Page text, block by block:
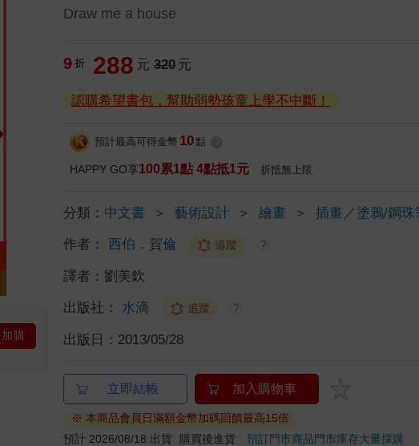
Draw me a house
加購
9 折 288 元 320 元
認購希望書包，幫助弱勢孩童上學不中斷！
預計最高可得金幣 10 點
HAPPY GO享100累1點 4點抵1元 折抵無上限
分類： 中文書 ＞ 藝術設計 ＞ 繪畫 ＞ 插畫／塗鴉/鋼珠
作者： 西伯．賀倫 追蹤 ?
譯者： 劉美欽
出版社： 水滴 追蹤 ?
出版日： 2013/05/28
立即結帳 加入購物車
※ 本商品會員日滿額金幣加碼回饋最高15倍
預計 2026/08/18 出貨
購買後進貨預訂門市商品門市庫存大量採購